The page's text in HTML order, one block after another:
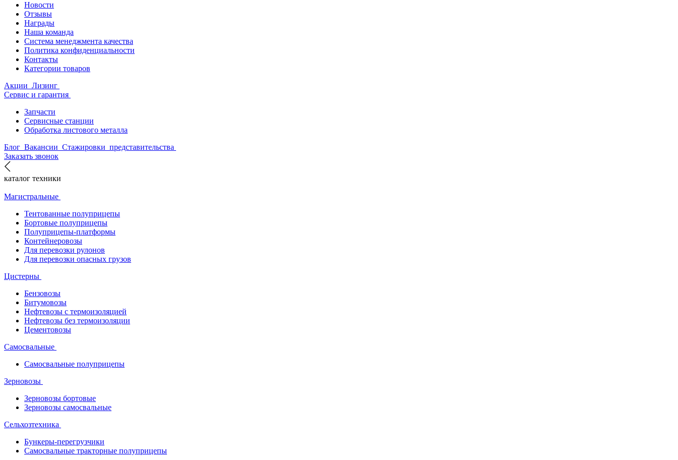
Новости
Отзывы
Награды
Наша команда
Система менеджмента качества
Политика конфиденциальности
Контакты
Категории товаров
Акции Лизинг
Сервис и гарантия
Запчасти
Сервисные станции
Обработка листового металла
Блог Вакансии Стажировки представительства
Заказать звонок
каталог техники
Магистральные
Тентованные полуприцепы
Бортовые полуприцепы
Полуприцепы-платформы
Контейнеровозы
Для перевозки рулонов
Для перевозки опасных грузов
Цистерны
Бензовозы
Битумовозы
Нефтевозы с термоизоляцией
Нефтевозы без термоизоляции
Цементовозы
Самосвальные
Самосвальные полуприцепы
Зерновозы
Зерновозы бортовые
Зерновозы самосвальные
Сельхозтехника
Бункеры-перегрузчики
Самосвальные тракторные полуприцепы